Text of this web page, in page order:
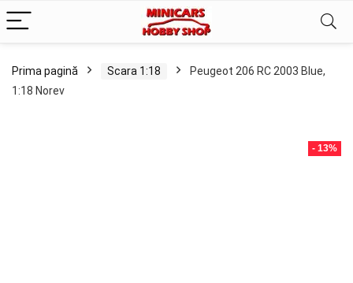
Prima pagină Scara 1:18
Peugeot 206 RC 2003 Blue,
1:18 Norev
- 13%